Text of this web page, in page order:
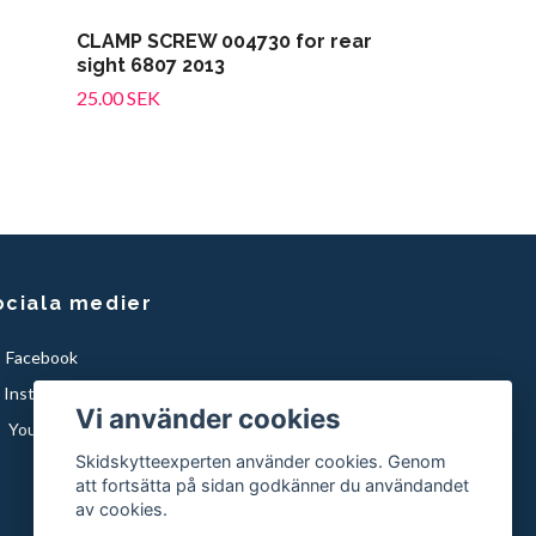
CLAMP SCREW 004730 for rear
sight 6807 2013
25.00 SEK
medier
Facebook
Instagram
YouTube Vi använder cookies
Skidskytteexperten använder cookies. Genom
att fortsätta på sidan godkänner du användandet
av cookies.